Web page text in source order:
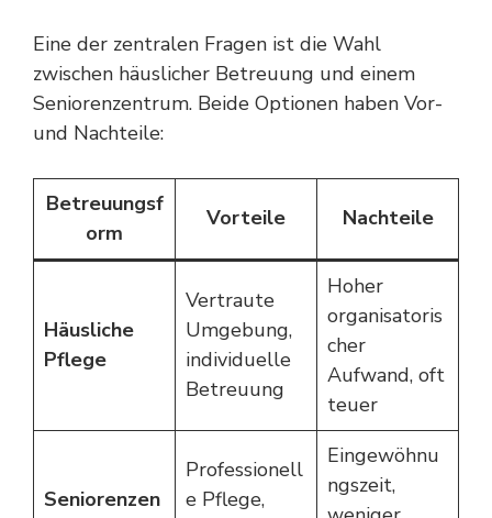
Eine der zentralen Fragen ist die Wahl
zwischen häuslicher Betreuung und einem
Seniorenzentrum. Beide Optionen haben Vor-
und Nachteile:
Betreuungsf
orm
Vorteile Nachteile
Häusliche
Pflege
Vertraute
Umgebung,
individuelle
Betreuung
Hoher
organisatoris
cher
Aufwand, oft
teuer
Seniorenzen
Professionell
e Pflege,
Eingewöhnu
ngszeit,